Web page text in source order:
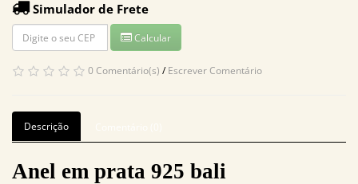
Simulador de Frete
Calcular
0 Comentário(s) /Escrever Comentário
Descrição
Anel em prata 925 bali